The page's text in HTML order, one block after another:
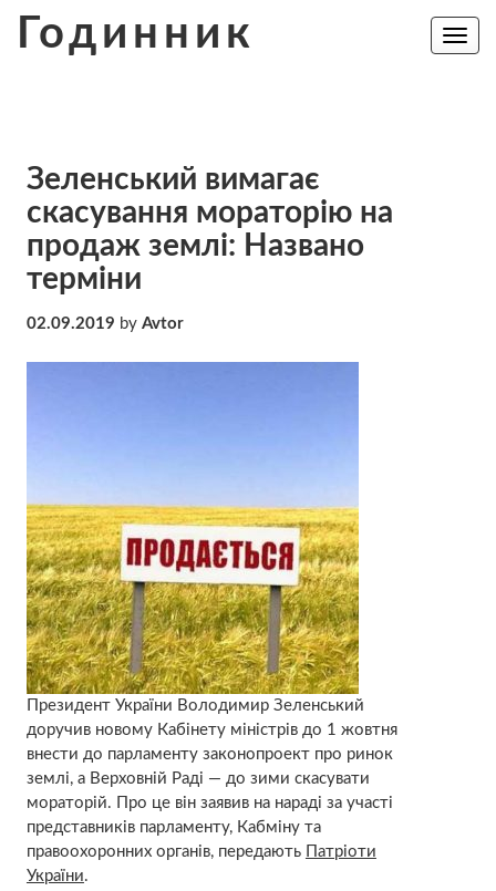
Годинник
Toggle
Зеленський вимагає
скасування мораторію на
продаж землі: Названо
терміни
02.09.2019 by Avtor
Президент України Володимир Зеленський
доручив новому Кабінету міністрів до 1 жовтня
внести до парламенту законопроект про ринок
землі, а Верховній Раді — до зими скасувати
мораторій. Про це він заявив на нараді за участі
представників парламенту, Кабміну та
правоохоронних органів, передають Патріоти
України.